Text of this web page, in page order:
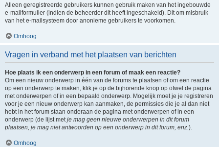
Alleen geregistreerde gebruikers kunnen gebruik maken van het ingebouwde
e-mailformulier (indien de beheerder dit heeft ingeschakeld). Dit om misbruik
van het e-mailsysteem door anonieme gebruikers te voorkomen.
Omhoog
Vragen in verband met het plaatsen van berichten
Hoe plaats ik een onderwerp in een forum of maak een reactie?
Om een nieuw onderwerp in één van de forums te plaatsen of om een reactie
op een onderwerp te maken, klik je op de bijhorende knop op ofwel de pagina
met onderwerpen of in een bepaald onderwerp. Mogelijk moet je je registreren
voor je een nieuw onderwerp kan aanmaken, de permissies die je al dan niet
hebt in het forum staan onderaan de pagina met onderwerpen of in een
onderwerp (de lijst metje mag geen nieuwe onderwerpen in dit forum
plaatsen, je mag niet antwoorden op een onderwerp in dit forum, enz.).
Omhoog